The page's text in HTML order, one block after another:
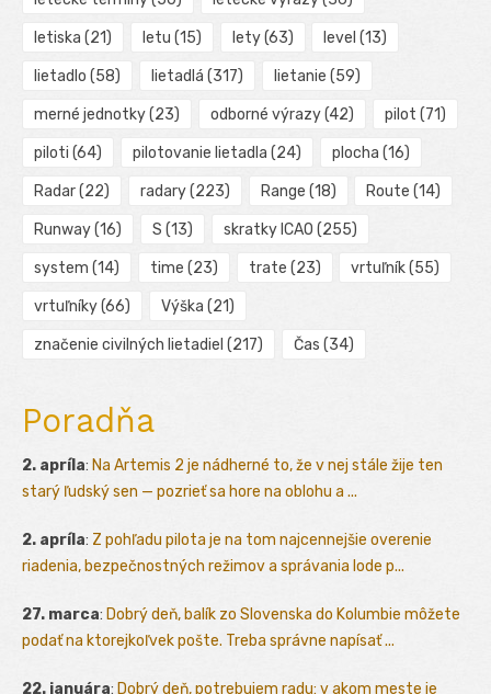
letiska (21) letu (15) lety(63) level (13)
lietadlo (58) lietadlá (317) lietanie (59)
merné jednotky(23) odborné výrazy(42) pilot (71)
piloti (64) pilotovanie lietadla (24) plocha (16)
Radar(22) radary(223) Range (18) Route (14)
Runway(16) S (13) skratky ICAO (255)
system (14) time (23) trate (23) vrtuľník(55)
vrtuľníky(66) Výška (21)
značenie civilných lietadiel (217) Čas (34)
Poradňa
2. apríla: Na Artemis 2 je nádherné to, že v nej stále žije ten
starý ľudský sen — pozrieť sa hore na oblohu a ...
2. apríla: Z pohľadu pilota je na tom najcennejšie overenie
riadenia, bezpečnostných režimov a správania lode p...
27. marca: Dobrý deň, balík zo Slovenska do Kolumbie môžete
podať na ktorejkoľvek pošte. Treba správne napísať ...
22. januára: Dobrý deň, potrebujem radu: v akom meste je